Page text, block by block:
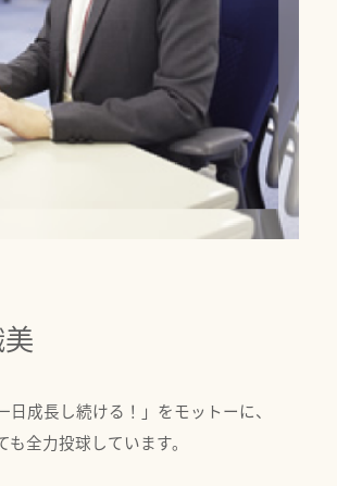
日成長し続ける！」をモットーに、
全力投球しています。